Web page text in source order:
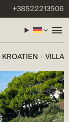
+38522213506
VILLA